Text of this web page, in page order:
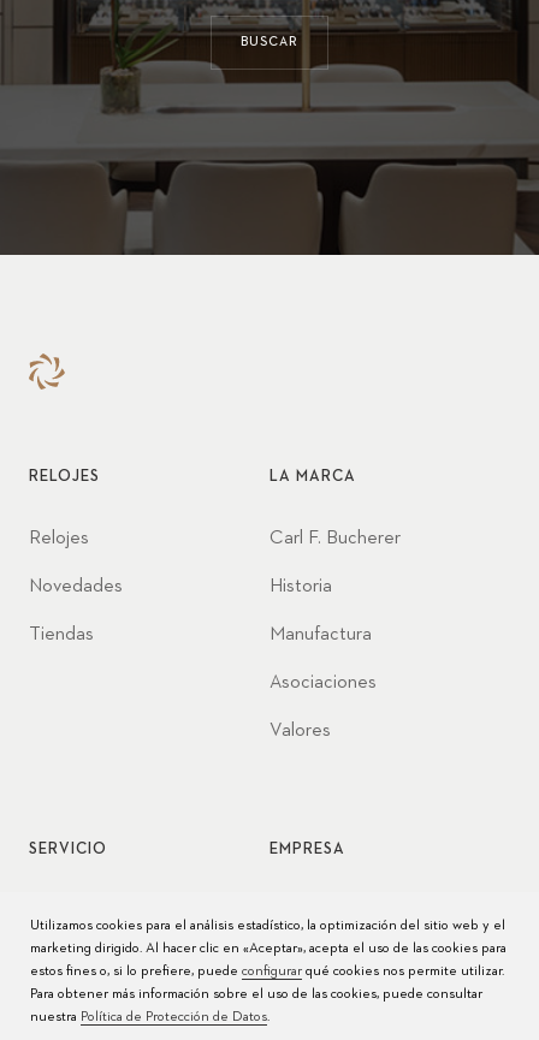
BUSCAR
RELOJES
Relojes
Novedades
Tiendas
LA MARCA
Carl F. Bucherer
Historia
Manufactura
Asociaciones
Valores
SERVICIO
Cuidado del reloj
Manuales
EMPRESA
Prensa
Utilizamos cookies para el análisis estadístico, la optimización del sitio web y el
marketing dirigido. Al hacer clic en «Aceptar», acepta el uso de las cookies para
estos fines o, si lo prefiere, puede configurarqué cookies nos permite utilizar.
Para obtener más información sobre el uso de las cookies, puede consultar
nuestra Política de Protección de Datos.